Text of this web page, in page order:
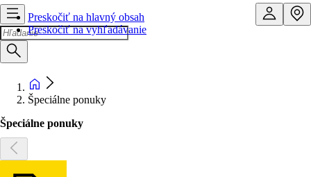
Preskočiť na hlavný obsah
Preskočiť na vyhľadávanie
Špeciálne ponuky
Špeciálne ponuky